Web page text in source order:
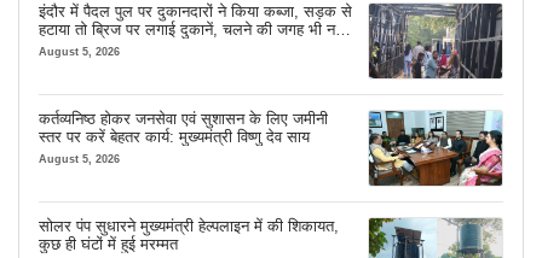
इंदौर में पैदल पुल पर दुकानदारों ने किया कब्जा, सड़क से
हटाया तो ब्रिज पर लगाई दुकानें, चलने की जगह भी नहीं
मिल रही
August 5, 2026
कर्तव्यनिष्ठ होकर जनसेवा एवं सुशासन के लिए जमीनी
स्तर पर करें बेहतर कार्य: मुख्यमंत्री विष्णु देव साय
August 5, 2026
सोलर पंप सुधारने मुख्यमंत्री हेल्पलाइन में की शिकायत,
कुछ ही घंटों में हुई मरम्मत